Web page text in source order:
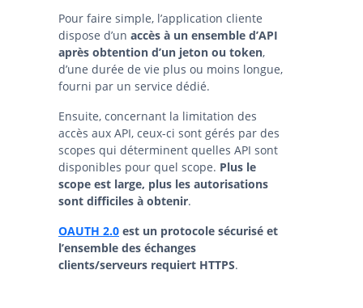
Pour faire simple, l’application cliente
dispose d’un accès à un ensemble d’API
après obtention d’un jeton ou token,
d’une durée de vie plus ou moins longue,
fourni par un service dédié.
Ensuite, concernant la limitation des
accès aux API, ceux-ci sont gérés par des
scopes qui déterminent quelles API sont
disponibles pour quel scope. Plus le
scope est large, plus les autorisations
sont difficiles à obtenir.
OAUTH 2.0 est un protocole sécurisé et
l’ensemble des échanges
clients/serveurs requiert HTTPS.